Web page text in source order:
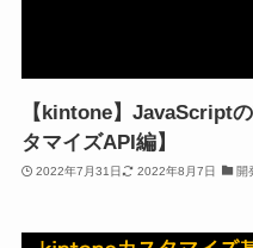
【kintone】JavaScript
タマイズAPI編】
2022年7月31日 2022年8月7日 開